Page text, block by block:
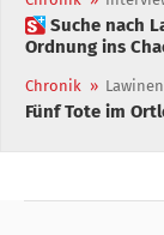
 Suche nach Lawinenverschütteten: „Zuerst mal
Ordnung ins
Chronik »
Fünf Tote im